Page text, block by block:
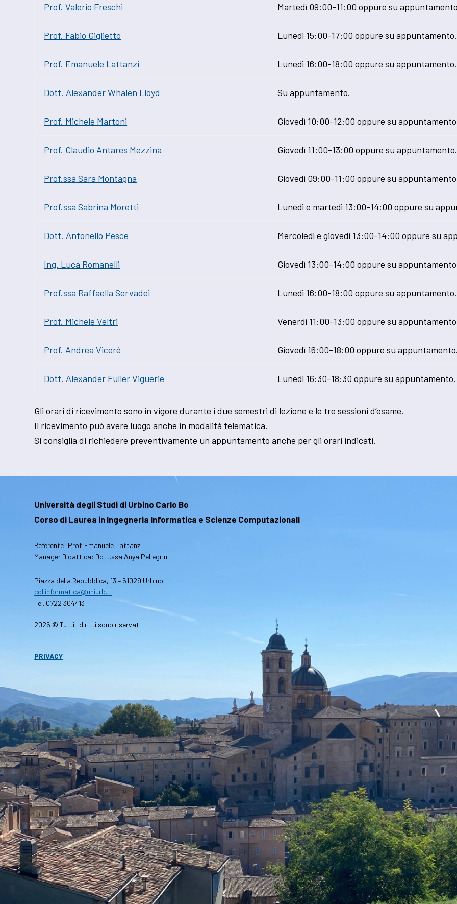
Prof. Valerio Freschi Martedì 09:00-11:00 oppure su
Prof. Fabio Giglietto Lunedì 15:00-17:00 oppure su appuntamento.
Prof. Emanuele Lattanzi Lunedì 16:00-18:00 oppure su appuntamento.
Dott. Alexander Whalen Lloyd Su appuntamento.
Prof. Michele Martoni Giovedì 10:00-12:00 oppure su
Prof. Claudio Antares Mezzina Giovedì 11:00-13:00 oppure su appuntamento.
Prof.ssa Sara Montagna Giovedì 09:00-11:00 oppure su
Prof.ssa Sabrina Moretti Lunedì e martedì 13:00-14:00 oppure su
Dott. Antonello Pesce Mercoledì e giovedì 13:00-14:00 oppure su
Ing. Luca Romanelli Giovedì 13:00-14:00 oppure su
Prof.ssa Raffaella Servadei Lunedì 16:00-18:00 oppure su appuntamento.
Prof. Michele Veltri Venerdì 11:00-13:00 oppure su
Prof. Andrea Viceré Giovedì 16:00-18:00 oppure su appuntamento.
Dott. Alexander Fuller Viguerie Lunedì 16:30-18:30 oppure su appuntamento.
Gli orari di ricevimento sono in vigore durante i due semestri di lezione e le tre sessioni d’esame.
Il ricevimento può avere luogo anche in modalità telematica.
Si consiglia di richiedere preventivamente un appuntamento anche per gli orari indicati.
Università degli Studi di Urbino Carlo Bo
Corso di Laurea in Ingegneria Informatica e Scienze Computazionali
Referente: Prof. Emanuele Lattanzi
Manager Didattica: Dott.ssa Anya Pellegrin
Piazza della Repubblica, 13 – 61029 Urbino
cdl.informatica@uniurb.it
Tel. 0722 304413
2026 © Tutti i diritti sono riservati
PRIVACY